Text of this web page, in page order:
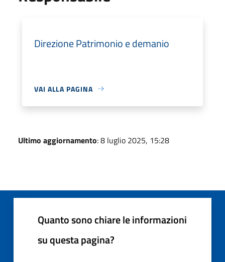
Direzione Patrimonio e demanio
VAI ALLA PAGINA
Ultimo aggiornamento: 8 luglio 2025, 15:28
Quanto sono chiare le informazioni
su questa pagina?